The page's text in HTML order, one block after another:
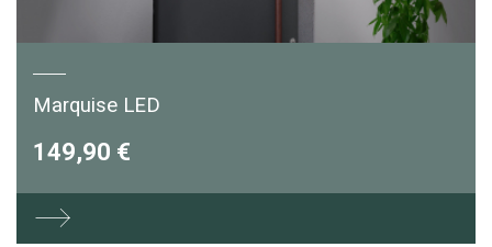
Marquise LED
149,90 €